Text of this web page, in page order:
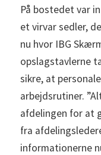
På bostedet var
et virvar sedler,
nu hvor IBG
opslagstavlerne
sikre, at
arbejdsrutiner.
afdelingen for at
fra
informationerne